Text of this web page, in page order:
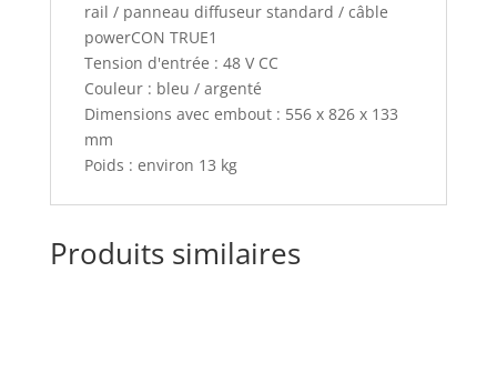
rail / panneau diffuseur standard / câble
powerCON TRUE1
Tension d'entrée : 48 V CC
Couleur : bleu / argenté
Dimensions avec embout : 556 x 826 x 133
mm
Poids : environ 13 kg
Produits similaires